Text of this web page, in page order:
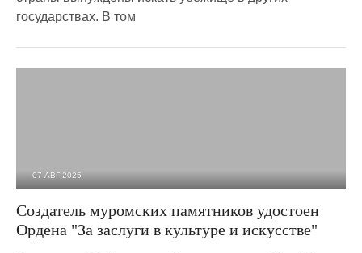
государствах. В том
07 АВГ 2025
Создатель муромских памятников удостоен
Ордена "За заслуги в культуре и искусстве"